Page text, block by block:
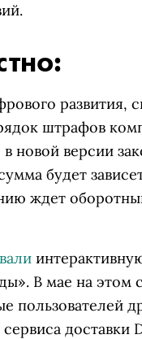
развития,
штрафов
новой версии
будет
ждет
В мае на этом
пользователей
доставки